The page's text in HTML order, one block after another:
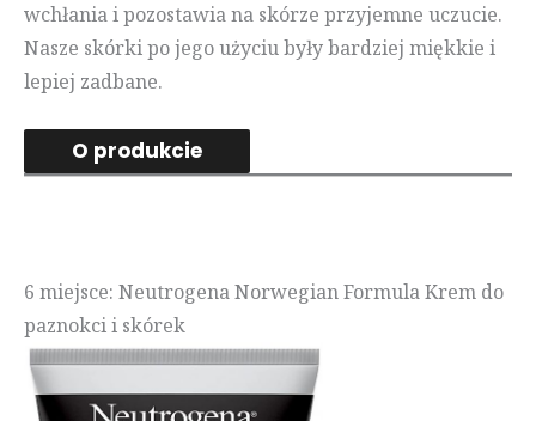
wchłania i pozostawia na skórze przyjemne uczucie.
Nasze skórki po jego użyciu były bardziej miękkie i
lepiej zadbane.
O produkcie
6 miejsce: Neutrogena Norwegian Formula Krem do
paznokci i skórek